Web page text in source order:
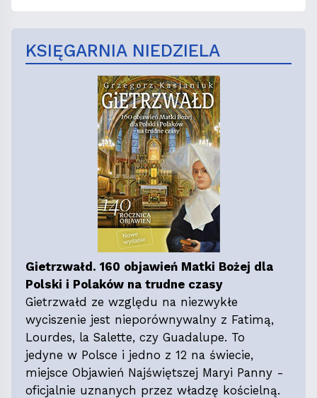
KSIĘGARNIA NIEDZIELA
Gietrzwałd. 160 objawień Matki Bożej dla
Polski i Polaków na trudne czasy
Gietrzwałd ze względu na niezwykłe
wyciszenie jest nieporównywalny z Fatimą,
Lourdes, la Salette, czy Guadalupe. To
jedyne w Polsce i jedno z 12 na świecie,
miejsce Objawień Najświętszej Maryi Panny -
oficjalnie uznanych przez władzę kościelną.